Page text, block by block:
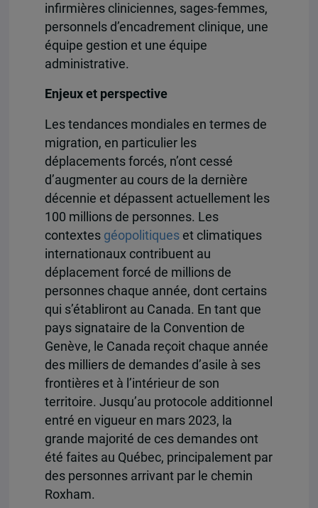
infirmières cliniciennes, sages-femmes,
personnels d’encadrement clinique, une
équipe gestion et une équipe
administrative.
Enjeux et perspective
Les tendances mondiales en termes de
migration, en particulier les
déplacements forcés, n’ont cessé
d’augmenter au cours de la dernière
décennie et dépassent actuellement les
100 millions de personnes. Les
contextes géopolitiqueset climatiques
internationaux contribuent au
déplacement forcé de millions de
personnes chaque année, dont certains
qui s’établiront au Canada. En tant que
pays signataire de la Convention de
Genève, le Canada reçoit chaque année
des milliers de demandes d’asile à ses
frontières et à l’intérieur de son
territoire. Jusqu’au protocole additionnel
entré en vigueur en mars 2023, la
grande majorité de ces demandes ont
été faites au Québec, principalement par
des personnes arrivant par le chemin
Roxham.